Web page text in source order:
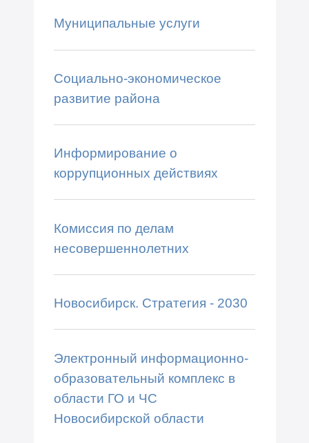
Муниципальные услуги
Социально-экономическое
развитие района
Информирование о
коррупционных действиях
Комиссия по делам
несовершеннолетних
Новосибирск. Стратегия - 2030
Электронный информационно-
образовательный комплекс в
области ГО и ЧС
Новосибирской области